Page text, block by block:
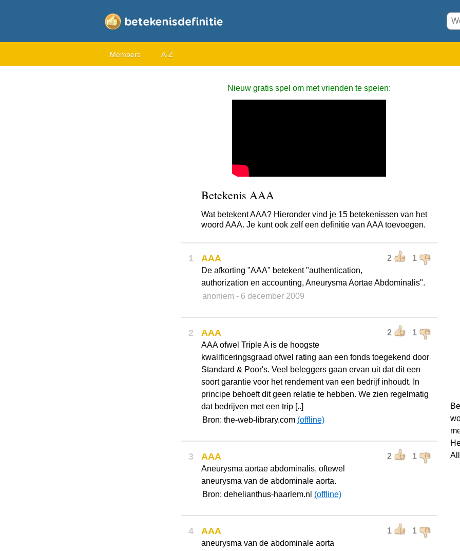
Members A-Z
Nieuw gratis spel om met vrienden te spelen:
Betekenis AAA
Wat betekent AAA? Hieronder vind je 15 betekenissen van het
woord AAA. Je kunt ook zelf een definitie van AAA toevoegen.
1 2 1
AAA
De afkorting "AAA" betekent "authentication,
authorization en accounting, Aneurysma Aortae Abdominalis".
anoniem - 6 december 2009
2 2 1
AAA
AAA ofwel Triple A is de hoogste
kwalificeringsgraad ofwel rating aan een fonds toegekend door
Standard & Poor's. Veel beleggers gaan ervan uit dat dit een
soort garantie voor het rendement van een bedrijf inhoudt. In
principe behoeft dit geen relatie te hebben. We zien regelmatig
dat bedrijven met een trip [..]
Bron: the-web-library.com (offline)
3 2 1
AAA
Aneurysma aortae abdominalis, oftewel
aneurysma van de abdominale aorta.
Bron: dehelianthus-haarlem.nl (offline)
4 1 1
AAA
aneurysma van de abdominale aorta